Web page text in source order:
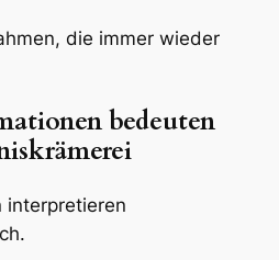
die immer wieder
bedeuten
interpretieren